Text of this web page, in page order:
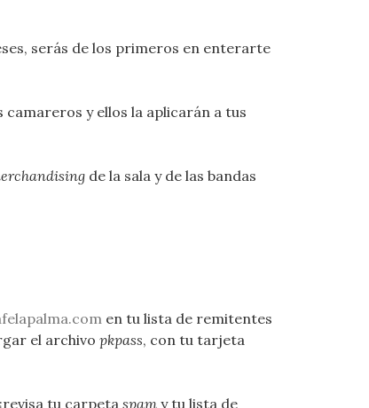
serás de los primeros en enterarte
y ellos la aplicarán a tus
de la sala y de las bandas
en tu lista de remitentes
el archivo pkpass, con tu tarjeta
tu carpeta spam y tu lista de